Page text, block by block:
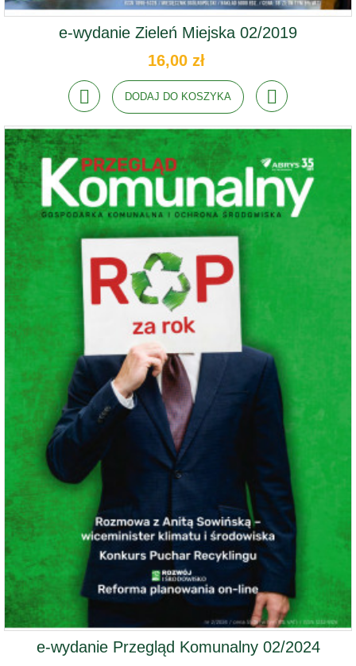
e-wydanie Zieleń Miejska 02/2019
16,00 zł
DODAJ DO KOSZYKA
e-wydanie Przegląd Komunalny 02/2024